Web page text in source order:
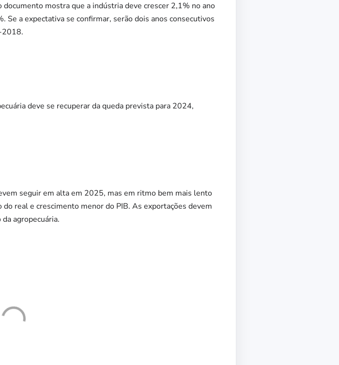
mostra que a indústria deve crescer 2,1% no ano
a expectativa se confirmar, serão dois anos consecutivos
2018.
deve se recuperar da queda prevista para 2024,
seguir em alta em 2025, mas em ritmo bem mais lento
real e crescimento menor do PIB. As exportações devem
agropecuária.